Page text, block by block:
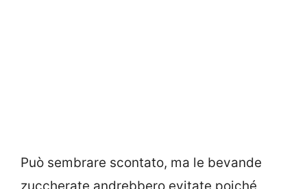
Può sembrare scontato, ma le bevande